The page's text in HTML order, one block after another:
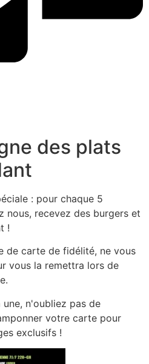
des plats
: pour chaque 5
nous, recevez des burgers et
!
de carte de fidélité, ne vous
vous la remettra lors de
n'oubliez pas de
votre carte pour
exclusifs !